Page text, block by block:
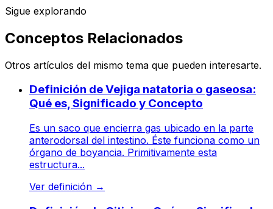
Sigue explorando
Conceptos Relacionados
Otros artículos del mismo tema que pueden interesarte.
Definición de Vejiga natatoria o gaseosa:
Qué es, Significado y Concepto
Es un saco que encierra gas ubicado en la parte
anterodorsal del intestino. Éste funciona como un
órgano de boyancia. Primitivamente esta
estructura...
Ver definición →